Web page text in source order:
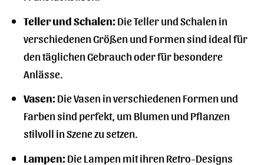
Teller und Schalen:Die Teller und Schalen in
verschiedenen Größen und Formen sind ideal für
den täglichen Gebrauch oder für besondere
Anlässe.
Vasen:Die Vasen in verschiedenen Formen und
Farben sind perfekt, um Blumen und Pflanzen
stilvoll in Szene zu setzen.
Lampen:Die Lampen mit ihren Retro-Designs